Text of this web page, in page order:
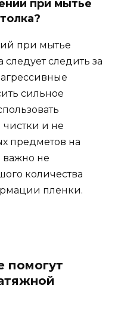
при мытье
при мытье
следует следить за
сильное
и не
предметов на
важно не
количества
пленки.
помогут